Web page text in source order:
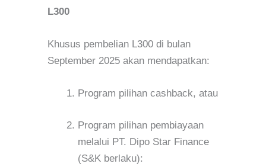
L300
Khusus pembelian L300 di bulan
September 2025 akan mendapatkan:
Program pilihan cashback, atau
Program pilihan pembiayaan
melalui PT. Dipo Star Finance
(S&K berlaku):